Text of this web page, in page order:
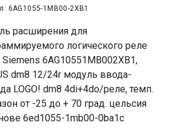
6AG1055-1MB00-2XB1
расширения для
логического реле
6AG10551MB002XB1,
dm8 12/24r модуль ввода-
LOGO! dm8 4di+4do/реле, темп.
от -25 до + 70 град. цельсия
6ed1055-1mb00-0ba1c